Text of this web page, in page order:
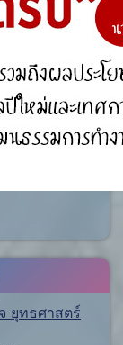
บปรามการ
ยุทธศาสตร์